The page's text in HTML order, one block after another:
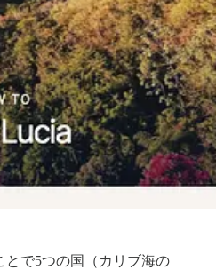
とで5つの国（カリブ海の